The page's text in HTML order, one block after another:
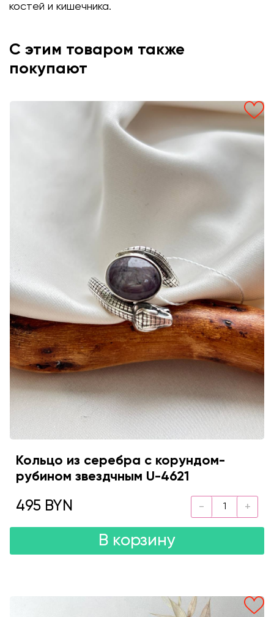
костей и кишечника.
С этим товаром также
покупают
Кольцо из серебра с корундом-
рубином звездчным U-4621
495 BYN
В корзину